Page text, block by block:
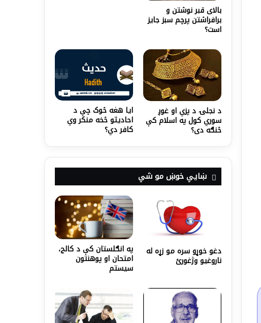
بالای قبر نوشتن و
برافراشتن پرچم سبز جایز
است؟
د نجلۍ د پزي او غوږ
سوري کول په اسلام کې
څنګه دی؟
ایا هغه څوک چې د
احادیثو څخه منکر وي
کافر دي؟
ښايي خوښ مو شي
دغو خوړو سره مو زړه له
ناروغیو وژغورئ
په انګلستان کې د کالج،
امتحان او پوهنتون
سیستم